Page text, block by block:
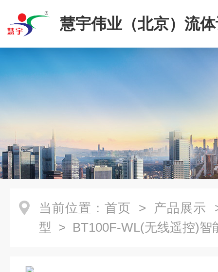
慧宇伟业（北京）流
限公司
当前位置： 首页 > 产品展示
型 > BT100F-WL(无线遥控)智